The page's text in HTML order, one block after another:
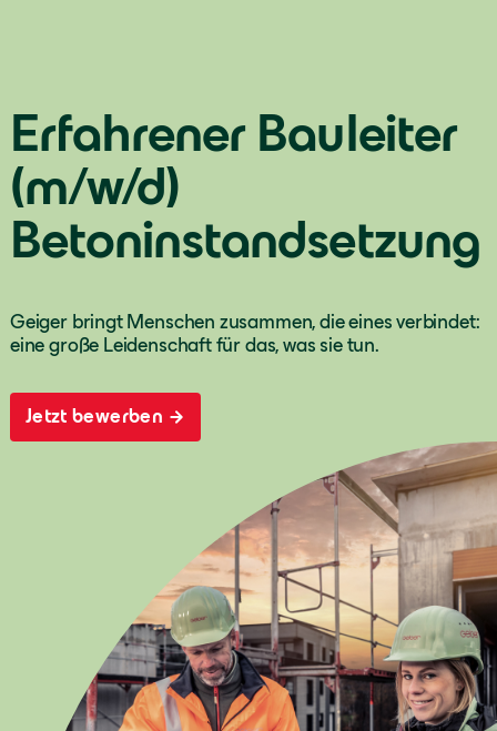
Erfahrener Bauleiter
(m/w/d)
Betoninstandsetzung
Geiger bringt Menschen zusammen, die eines verbindet:
eine große Leidenschaft für das, was sie tun.
Jetzt bewerben